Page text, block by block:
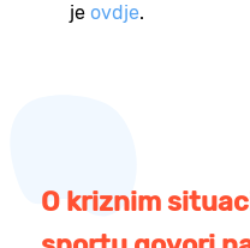
je ovdje.
O kriznim